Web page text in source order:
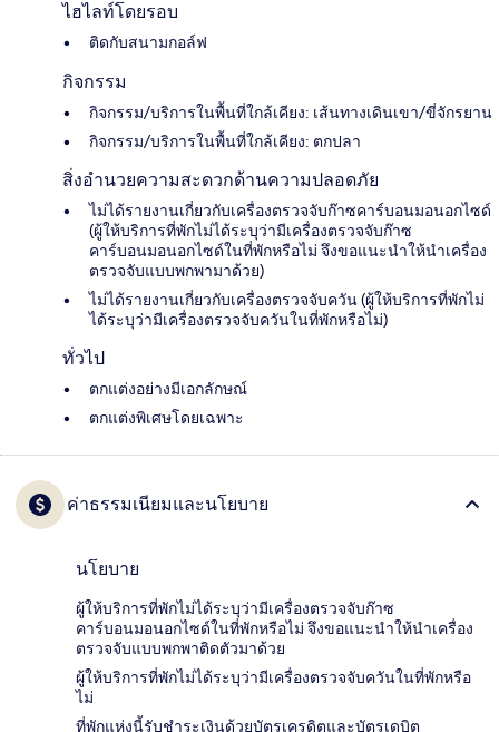
ไฮไลท์โดยรอบ
ติดกับสนามกอล์ฟ
กิจกรรม
กิจกรรม/บริการในพื้นที่ใกล้เคียง: เส้นทางเดินเขา/ขี่จักรยาน
กิจกรรม/บริการในพื้นที่ใกล้เคียง: ตกปลา
สิ่งอำนวยความสะดวกด้านความปลอดภัย
ไม่ได้รายงานเกี่ยวกับเครื่องตรวจจับก๊าซคาร์บอนมอนอกไซด์
(ผู้ให้บริการที่พักไม่ได้ระบุว่ามีเครื่องตรวจจับก๊าซ
คาร์บอนมอนอกไซด์ในที่พักหรือไม่ จึงขอแนะนำให้นำเครื่อง
ตรวจจับแบบพกพามาด้วย)
ไม่ได้รายงานเกี่ยวกับเครื่องตรวจจับควัน (ผู้ให้บริการที่พักไม่
ได้ระบุว่ามีเครื่องตรวจจับควันในที่พักหรือไม่)
ทั่วไป
ตกแต่งอย่างมีเอกลักษณ์
ตกแต่งพิเศษโดยเฉพาะ
ค่าธรรมเนียมและนโยบาย
นโยบาย
ผู้ให้บริการที่พักไม่ได้ระบุว่ามีเครื่องตรวจจับก๊าซ
คาร์บอนมอนอกไซด์ในที่พักหรือไม่ จึงขอแนะนำให้นำเครื่อง
ตรวจจับแบบพกพาติดตัวมาด้วย
ผู้ให้บริการที่พักไม่ได้ระบุว่ามีเครื่องตรวจจับควันในที่พักหรือ
ไม่
ที่พักแห่งนี้รับชำระเงินด้วยบัตรเครดิตและบัตรเดบิต